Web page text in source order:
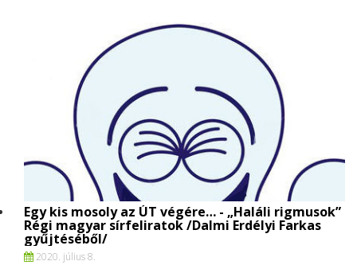
Egy kis mosoly az ÚT végére… - „Haláli rigmusok”
Régi magyar sírfeliratok /Dalmi Erdélyi Farkas
gyűjtéséből/
2020. július 8.